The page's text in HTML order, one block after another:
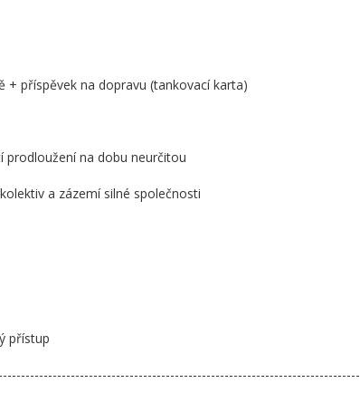
+ příspěvek na dopravu (tankovací karta)
prodloužení na dobu neurčitou
a zázemí silné společnosti
přístup